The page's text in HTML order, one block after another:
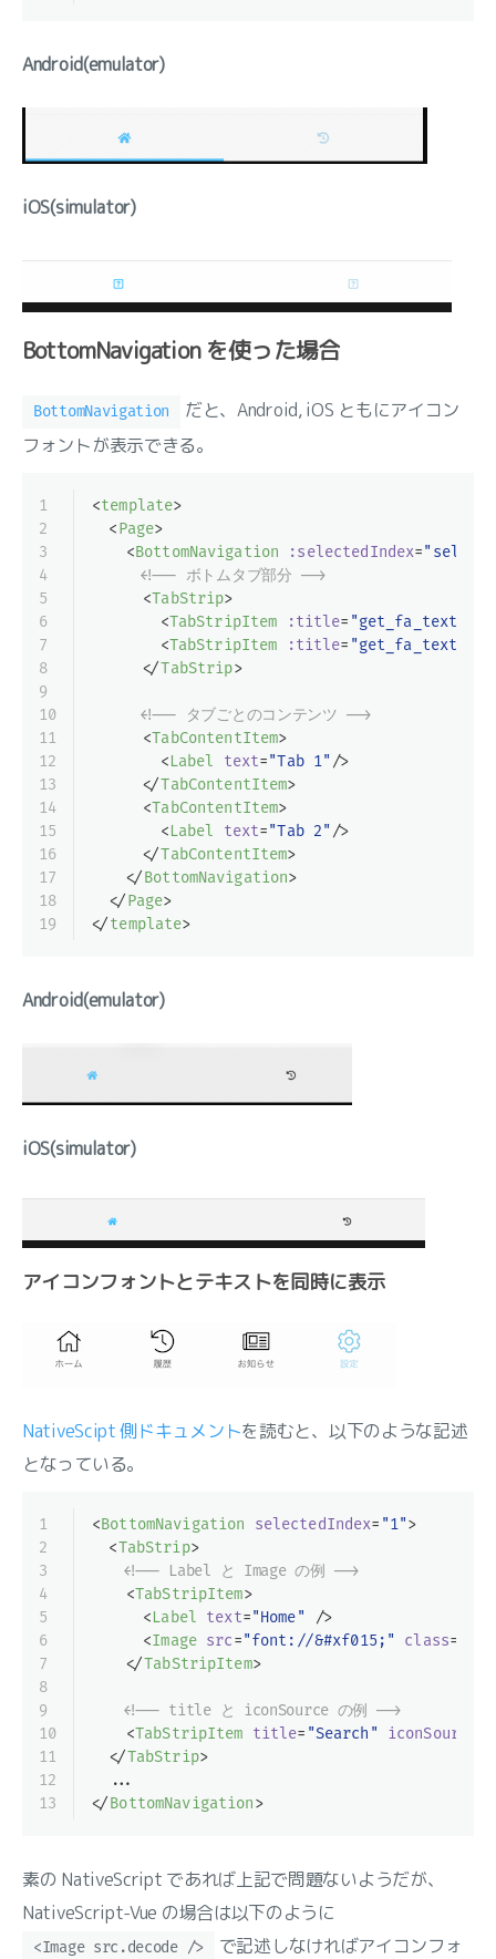
Android(emulator)
iOS(simulator)
BottomNavigation を使った場合
BottomNavigation
だと、Android, iOS ともにアイコン
フォントが表示できる。
1
2
3
4
5
6
7
8
9
10
11
12
13
14
15
16
17
18
19
<template>
<Page>
<BottomNavigation :selectedIndex=
<!-- ボトムタブ部分 -->
<TabStrip>
<TabStripItem :title=
<TabStripItem :title=
</TabStrip>
<!-- タブごとのコンテンツ -->
<TabContentItem>
<Label text="Tab 1" />
</TabContentItem>
<TabContentItem>
<Label text="Tab 2" />
</TabContentItem>
</BottomNavigation>
</Page>
</template>
Android(emulator)
iOS(simulator)
アイコンフォントとテキストを同時に表示
NativeScipt 側ドキュメントを読むと、以下のような記述
となっている。
1
2
3
4
5
6
7
8
9
10
11
12
13
<BottomNavigation selectedIndex= "1">
<TabStrip>
<!-- Label と Image の例 -->
<TabStripItem>
<Label text="Home" />
<Image src="font://&#xf015;" class=
</TabStripItem>
<!-- title と iconSource の例 -->
<TabStripItem title= "Search" iconSource
</TabStrip>
  ...
</BottomNavigation>
素の NativeScript であれば上記で問題ないようだが、
NativeScript-Vue の場合は以下のように
<Image src.decode /> で記述しなければアイコンフォ